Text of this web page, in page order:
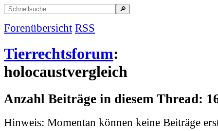
Forenübersicht RSS
Tierrechtsforum:
holocaustvergleich
Anzahl Beiträge in diesem Thread:
Hinweis: Momentan können keine Beiträge